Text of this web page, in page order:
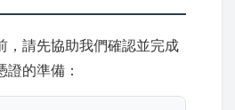
，請先協助我們確認並完成
證的準備：